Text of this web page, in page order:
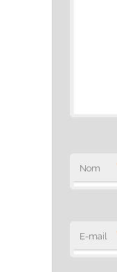
Nom
E-mail